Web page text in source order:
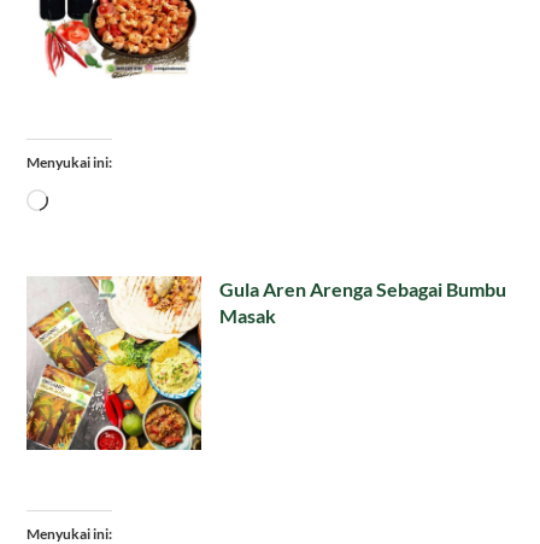
Menyukai ini:
Memuat...
Gula Aren Arenga Sebagai Bumbu
Masak
Menyukai ini: